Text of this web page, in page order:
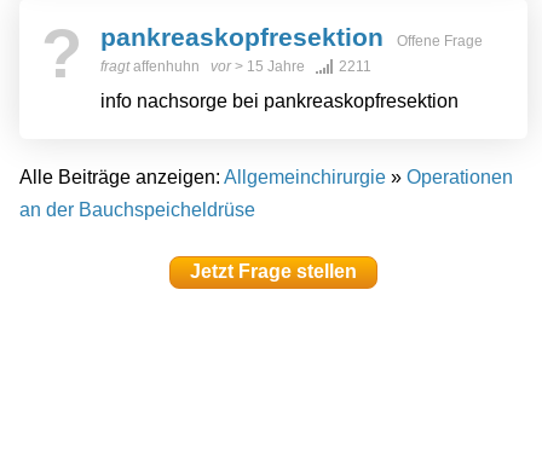
? pankreaskopfresektion
Offene Frage
fragtaffenhuhn vor> 15 Jahre 2211
info nachsorge bei pankreaskopfresektion
Alle Beiträge anzeigen: Allgemeinchirurgie » Operationen
an der Bauchspeicheldrüse
Jetzt Frage stellen